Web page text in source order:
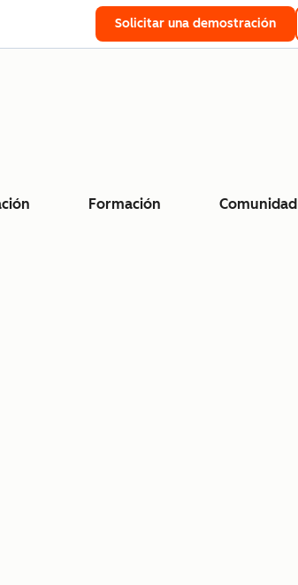
Solicitar una demostración
Formación Comunidad